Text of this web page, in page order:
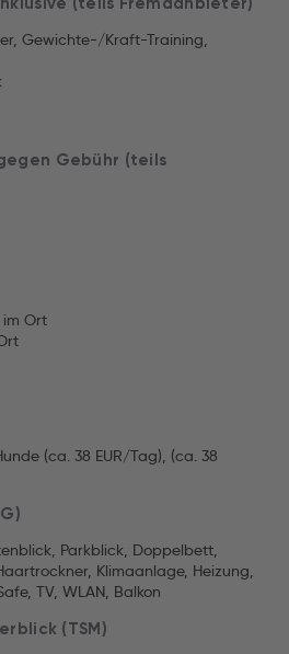
Gewichte-/Kraft-Training,
Gebühr (teils
im Ort
(ca. 38 EUR/Tag), (ca. 38
Parkblick, Doppelbett,
Klimaanlage, Heizung,
TV, WLAN, Balkon
(TSM)